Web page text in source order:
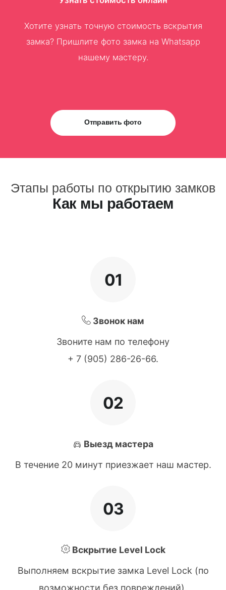
Хотите узнать точную стоимость вскрытия
замка? Пришлите фото замка на Whatsapp
нашему мастеру.
Отправить фото
Этапы работы по открытию замков
Как мы работаем
01
Звонок нам
Звоните нам по телефону
+ 7 (905) 286-26-66.
02
Выезд мастера
В течение 20 минут приезжает наш мастер.
03
Вскрытие Level Lock
Выполняем вскрытие замка Level Lock (по
возможности без повреждений).